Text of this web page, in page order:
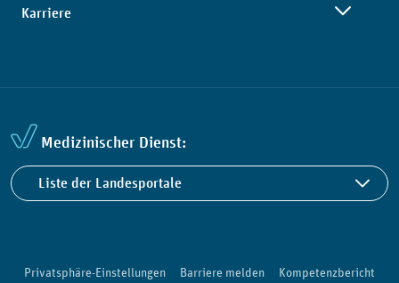
Karriere
Medizinischer Dienst:
Liste der Landesportale
Privatsphäre-Einstellungen Barriere melden Kompetenzbericht